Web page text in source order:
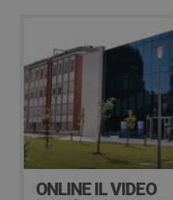
ONLINE IL VIDEO